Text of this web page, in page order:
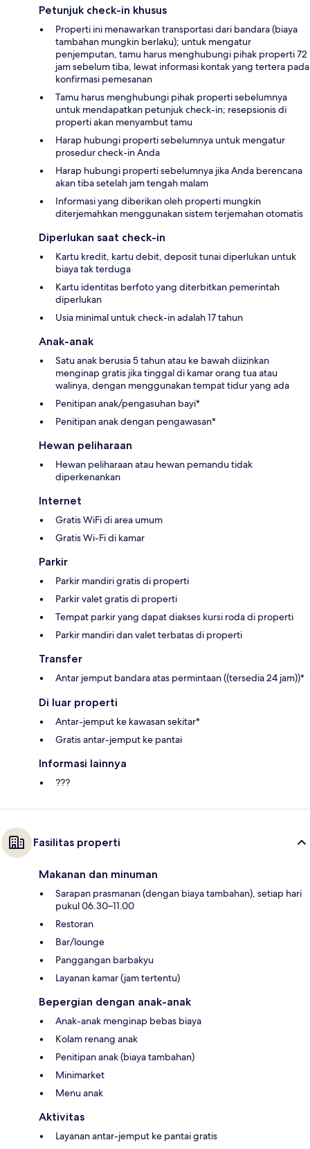
Petunjuk check-in khusus
Properti ini menawarkan transportasi dari bandara (biaya
tambahan mungkin berlaku); untuk mengatur
penjemputan, tamu harus menghubungi pihak properti 72
jam sebelum tiba, lewat informasi kontak yang tertera pada
konfirmasi pemesanan
Tamu harus menghubungi pihak properti sebelumnya
untuk mendapatkan petunjuk check-in; resepsionis di
properti akan menyambut tamu
Harap hubungi properti sebelumnya untuk mengatur
prosedur check-in Anda
Harap hubungi properti sebelumnya jika Anda berencana
akan tiba setelah jam tengah malam
Informasi yang diberikan oleh properti mungkin
diterjemahkan menggunakan sistem terjemahan otomatis
Diperlukan saat check-in
Kartu kredit, kartu debit, deposit tunai diperlukan untuk
biaya tak terduga
Kartu identitas berfoto yang diterbitkan pemerintah
diperlukan
Usia minimal untuk check-in adalah 17 tahun
Anak-anak
Satu anak berusia 5 tahun atau ke bawah diizinkan
menginap gratis jika tinggal di kamar orang tua atau
walinya, dengan menggunakan tempat tidur yang ada
Penitipan anak/pengasuhan bayi*
Penitipan anak dengan pengawasan*
Hewan peliharaan
Hewan peliharaan atau hewan pemandu tidak
diperkenankan
Internet
Gratis WiFi di area umum
Gratis Wi-Fi di kamar
Parkir
Parkir mandiri gratis di properti
Parkir valet gratis di properti
Tempat parkir yang dapat diakses kursi roda di properti
Parkir mandiri dan valet terbatas di properti
Transfer
Antar jemput bandara atas permintaan ((tersedia 24 jam))*
Di luar properti
Antar-jemput ke kawasan sekitar*
Gratis antar-jemput ke pantai
Informasi lainnya
???
Fasilitas properti
Makanan dan minuman
Sarapan prasmanan (dengan biaya tambahan), setiap hari
pukul 06.30–11.00
Restoran
Bar/lounge
Panggangan barbakyu
Layanan kamar (jam tertentu)
Bepergian dengan anak-anak
Anak-anak menginap bebas biaya
Kolam renang anak
Penitipan anak (biaya tambahan)
Minimarket
Menu anak
Aktivitas
Layanan antar-jemput ke pantai gratis